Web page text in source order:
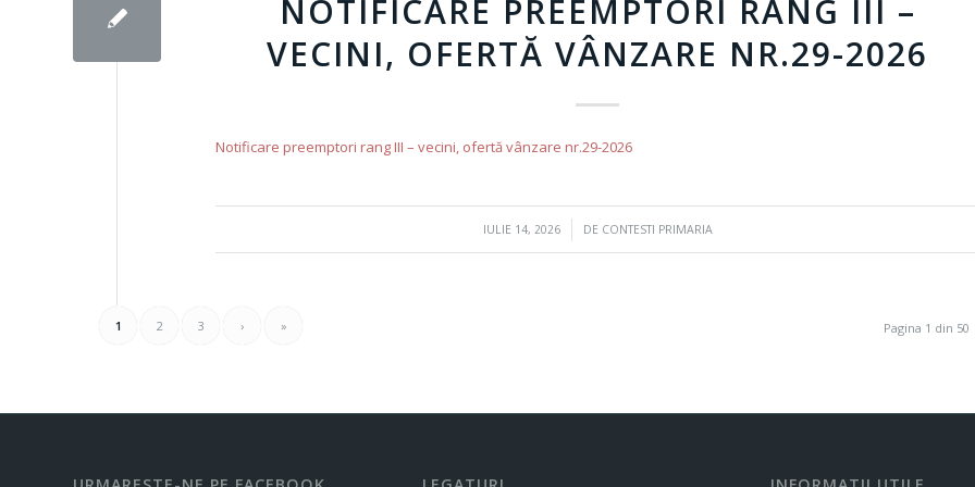
NOTIFICARE PREEMPTORI RANG III –
VECINI, OFERTĂ VÂNZARE NR.29-2026
Notificare preemptori rang III – vecini, ofertă vânzare nr.29-2026
IULIE 14, 2026
/ DE CONTESTI PRIMARIA
Pagina 1 din 50
1 2 3 › »